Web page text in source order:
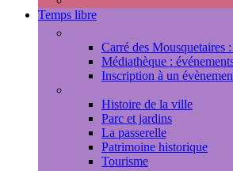
Temps libre
Carré des Mousquetaires
Médiathèque :
Inscription à un
Histoire de la ville
Parc et jardins
La passerelle
Patrimoine historique
Tourisme